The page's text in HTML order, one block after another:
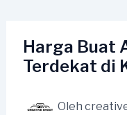
kontenHarga Buat
Terdekat di
Oleh